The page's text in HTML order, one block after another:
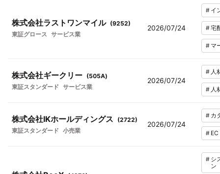
株式会社ラストワンマイル (9252)
東証グロース サービス業
2026/07/24
# イ
#宅
# マ
株式会社ギークリー (505A)
東証スタンダード サービス業
2026/07/24
# 人
# 人
株式会社IKホールディングス (2722)
東証スタンダード 小売業
2026/07/24
# カ
#
# シ
ン